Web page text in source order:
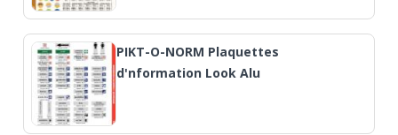
PIKT-O-NORM Plaquettes
d'nformation Look Alu